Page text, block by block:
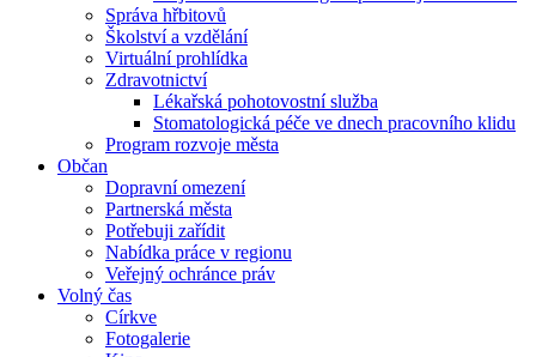
Správa hřbitovů
Školství a vzdělání
Virtuální prohlídka
Zdravotnictví
Lékařská pohotovostní služba
Stomatologická péče ve dnech pracovního klidu
Program rozvoje města
Občan
Dopravní omezení
Partnerská města
Potřebuji zařídit
Nabídka práce v regionu
Veřejný ochránce práv
Volný čas
Církve
Fotogalerie